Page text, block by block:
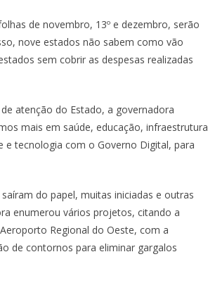
de novembro, 13º e dezembro, serão
nove estados não sabem como vão
sem cobrir as despesas realizadas
atenção do Estado, a governadora
mais em saúde, educação, infraestrutura
e tecnologia com o Governo Digital, para
do papel, muitas iniciadas e outras
enumerou vários projetos, citando a
Regional do Oeste, com a
de contornos para eliminar gargalos